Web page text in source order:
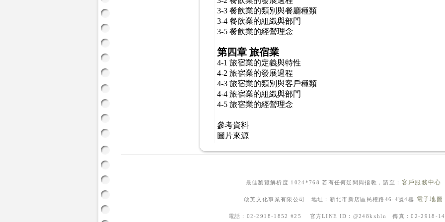
3-3 餐飲業的類別與餐廳種類
3-4 餐飲業的組織與部門
3-5 餐飲業的經營理念
第四章 旅宿業
4-1 旅宿業的定義與特性
4-2 旅宿業的發展過程
4-3 旅宿業的類別與客戶種類
4-4 旅宿業的組織與部門
4-5 旅宿業的經營理念
參考資料
圖片來源
最佳瀏覽解析度 1024*768 若有任何疑問與指教，請至： 客戶服務中心
啟英文化事業有限公司 地址：新北市新店區民權路46-4號4樓 電子地圖
電話：02-2918-1852 #25 官方LINE ID：@248kxhln 傳真：02-2918-